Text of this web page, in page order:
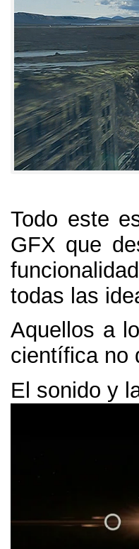
Todo este
GFX que
todas las
Aquellos a
científica no
El sonido y